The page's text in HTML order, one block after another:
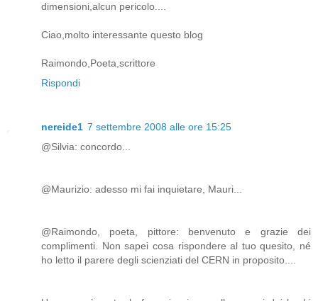
dimensioni,alcun pericolo....
Ciao,molto interessante questo blog
Raimondo,Poeta,scrittore
Rispondi
nereide1 7 settembre 2008 alle ore 15:25
@Silvia: concordo...
@Maurizio: adesso mi fai inquietare, Mauri...
@Raimondo, poeta, pittore: benvenuto e grazie dei
complimenti. Non sapei cosa rispondere al tuo quesito, né
ho letto il parere degli scienziati del CERN in proposito....